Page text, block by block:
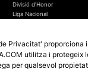
Divisió d'Honor
Liga Nacional
Privacitat' proporciona
utilitza i protegeix
per qualsevol